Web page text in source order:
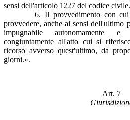
sensi dell'articolo 1227 del codice civile.
6. Il provvedimento con cui si
provvedere, anche ai sensi dell'ultimo
impugnabile autonomamente
congiuntamente all'atto cui si
ricorso avverso quest'ultimo, da
giorni.».
Art. 7